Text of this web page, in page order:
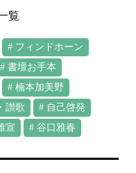
覧
フィンドホーン
書壇お手本
楠本加美野
讃歌
自己啓発
宣 谷口雅春